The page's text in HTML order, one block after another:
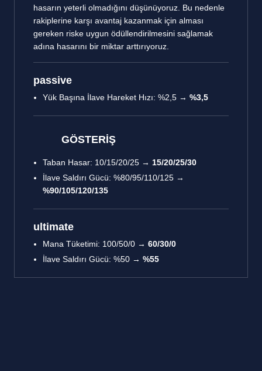
hasarın yeterli olmadığını düşünüyoruz. Bu nedenle
rakiplerine karşı avantaj kazanmak için alması
gereken riske uygun ödüllendirilmesini sağlamak
adına hasarını bir miktar arttırıyoruz.
passive
Yük Başına İlave Hareket Hızı: %2,5 → %3,5
GÖSTERİŞ
Taban Hasar: 10/15/20/25 → 15/20/25/30
İlave Saldırı Gücü: %80/95/110/125 →
%90/105/120/135
ultimate
Mana Tüketimi: 100/50/0 → 60/30/0
İlave Saldırı Gücü: %50 → %55